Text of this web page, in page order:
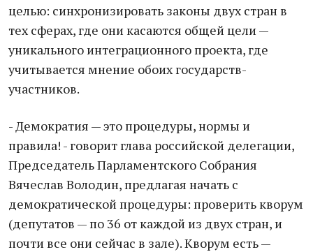
целью: синхронизировать законы двух стран в
тех сферах, где они касаются общей цели —
уникального интеграционного проекта, где
учитывается мнение обоих государств-
участников.
- Демократия — это процедуры, нормы и
правила! - говорит глава российской делегации,
Председатель Парламентского Собрания
Вячеслав Володин, предлагая начать с
демократической процедуры: проверить кворум
(депутатов — по 36 от каждой из двух стран, и
почти все они сейчас в зале). Кворум есть —